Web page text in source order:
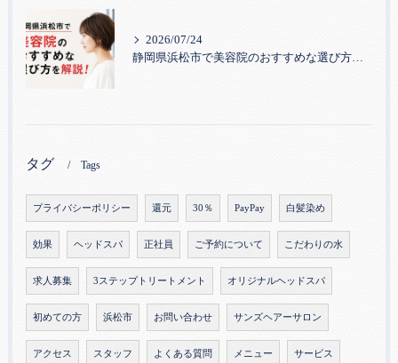
2026/07/24
静岡県浜松市で美容院のおすすめな選び方を解説！
タグ Tags
プライバシーポリシー 還元 30％ PayPay 白髪染め
効果 ヘッドスパ 正社員 ご予約について こだわりの水
求人募集 3ステップトリートメント オリジナルヘッドスパ
初めての方 浜松市 お問い合わせ サンズヘアーサロン
アクセス スタッフ よくある質問 メニュー サービス